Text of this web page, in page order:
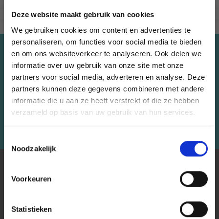
Deze website maakt gebruik van cookies
We gebruiken cookies om content en advertenties te
personaliseren, om functies voor social media te bieden
en om ons websiteverkeer te analyseren. Ook delen we
informatie over uw gebruik van onze site met onze
partners voor social media, adverteren en analyse. Deze
partners kunnen deze gegevens combineren met andere
informatie die u aan ze heeft verstrekt of die ze hebben
verzameld op basis van uw gebruik van hun services.
Noodzakelijk
Voorkeuren
Statistieken
Économisez jusqu'à 50%
Recevez notre newsletter gratuite et
bénéficiez d'inspiration, d'offres et de
réductions !
S'abonner
LindeHobby fournit tout le Danemark avec du fil de qualité.
plus de 15 000 numéros d'articles. Notre équipe s'efforce
Économisez jusqu'à 50 %
Soyez le premier à connaître nos soldes et